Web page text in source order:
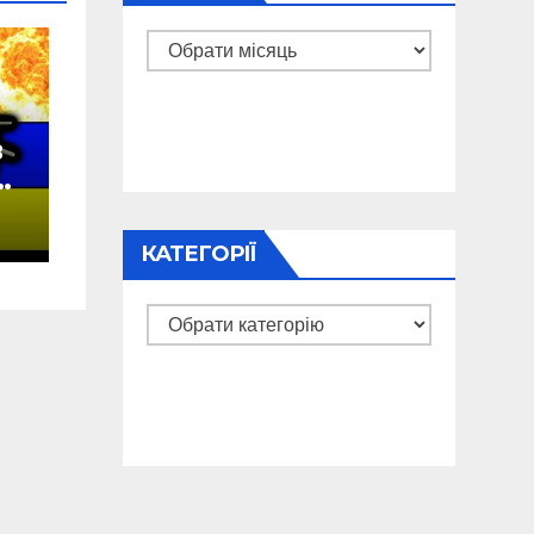
Архіви
КАТЕГОРІЇ
Категорії